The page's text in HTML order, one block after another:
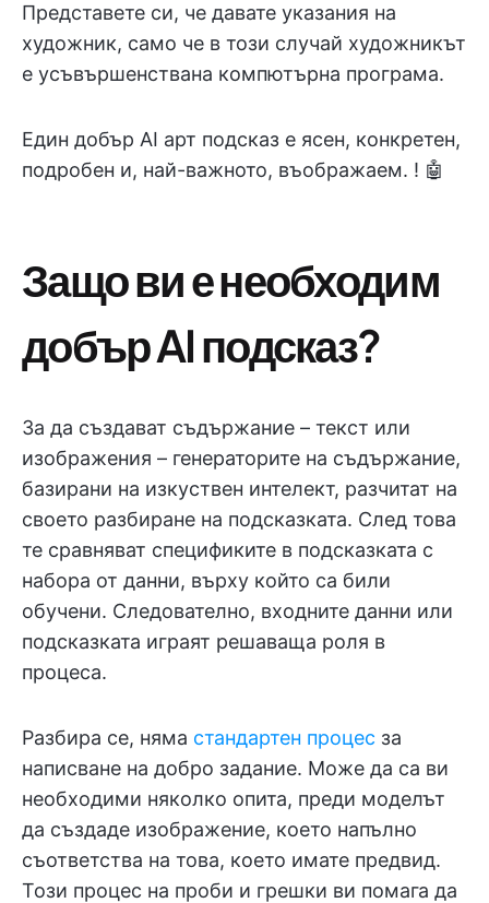
Представете си, че давате указания на
художник, само че в този случай художникът
е усъвършенствана компютърна програма.
Един добър AI арт подсказ е ясен, конкретен,
подробен и, най-важното, въображаем. ! 🤖
Защо ви е необходим
добър AI подсказ?
За да създават съдържание – текст или
изображения – генераторите на съдържание,
базирани на изкуствен интелект, разчитат на
своето разбиране на подсказката. След това
те сравняват спецификите в подсказката с
набора от данни, върху който са били
обучени. Следователно, входните данни или
подсказката играят решаваща роля в
процеса.
Разбира се, няма стандартен процес за
написване на добро задание. Може да са ви
необходими няколко опита, преди моделът
да създаде изображение, което напълно
съответства на това, което имате предвид.
Този процес на проби и грешки ви помага да